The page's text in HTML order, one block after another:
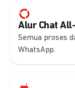
Alur Chat
Semua proses
WhatsApp.